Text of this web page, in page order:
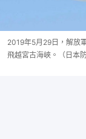
2019年5月29日，解放
飛越宮古海峽。（日本